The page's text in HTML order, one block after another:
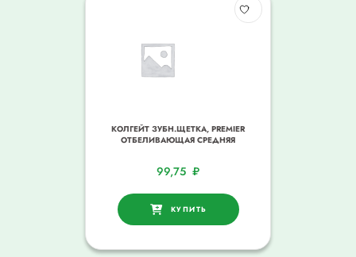
КОЛГЕЙТ ЗУБН.ЩЕТКА, PREMIER
ОТБЕЛИВАЮЩАЯ СРЕДНЯЯ
99,75 ₽
КУПИТЬ